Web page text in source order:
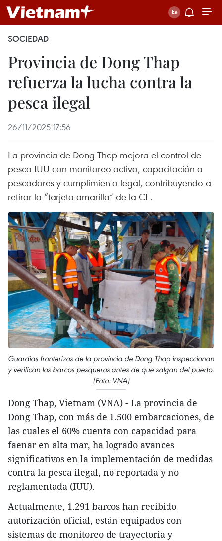
SOCIEDAD
Provincia de Dong Thap
refuerza la lucha contra la
pesca ilegal
26/11/2025 17:56
La provincia de Dong Thap mejora el control de
pesca IUU con monitoreo activo, capacitación a
pescadores y cumplimiento legal, contribuyendo a
retirar la “tarjeta amarilla” de la CE.
Guardias fronterizos de la provincia de Dong Thap inspeccionan
y verifican los barcos pesqueros antes de que salgan del puerto.
(Foto: VNA)
Dong Thap, Vietnam (VNA) - La provincia de
Dong Thap, con más de 1.500 embarcaciones, de
las cuales el 60% cuenta con capacidad para
faenar en alta mar, ha logrado avances
significativos en la implementación de medidas
contra la pesca ilegal, no reportada y no
reglamentada (IUU).
Actualmente, 1.291 barcos han recibido
autorización oficial, están equipados con
sistemas de monitoreo de trayectoria y